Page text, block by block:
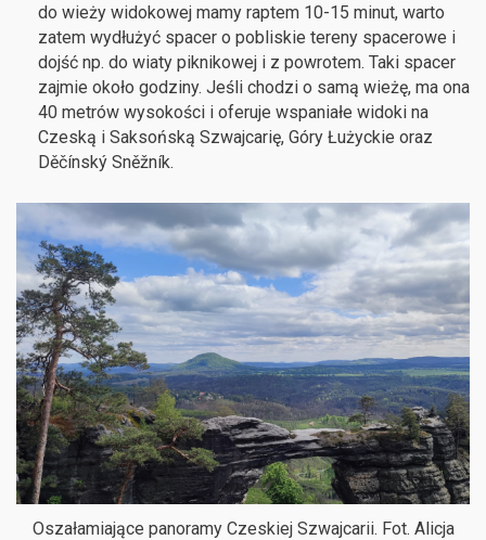
do wieży widokowej mamy raptem 10-15 minut, warto
zatem wydłużyć spacer o pobliskie tereny spacerowe i
dojść np. do wiaty piknikowej i z powrotem. Taki spacer
zajmie około godziny. Jeśli chodzi o samą wieżę, ma ona
40 metrów wysokości i oferuje wspaniałe widoki na
Czeską i Saksońską Szwajcarię, Góry Łużyckie oraz
Děčínský Sněžník.
Oszałamiające panoramy Czeskiej Szwajcarii. Fot. Alicja